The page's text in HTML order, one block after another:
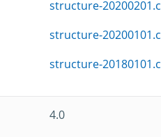
structure-
structure-
structure-
4.0